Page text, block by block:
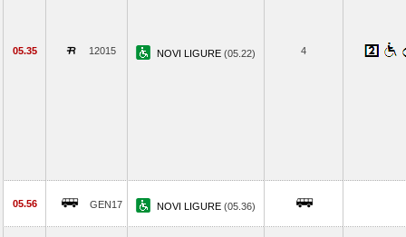
05.35 12015 NOVI LIGURE (05.22) 4
05.56 GEN17 NOVI LIGURE (05.36)